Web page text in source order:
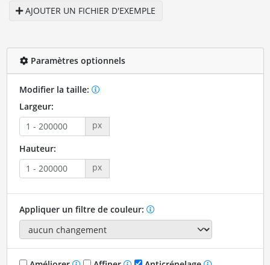
AJOUTER UN FICHIER D'EXEMPLE
Paramètres optionnels
Modifier la taille:
Largeur:
px
Hauteur:
px
Appliquer un filtre de couleur: